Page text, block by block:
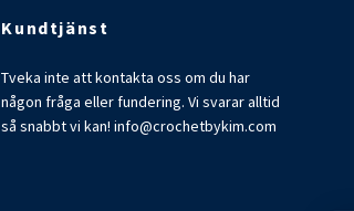
Kundtjänst
Tveka inte att kontakta oss om du har
någon fråga eller fundering. Vi svarar alltid
så snabbt vi kan!info@crochetbykim.com